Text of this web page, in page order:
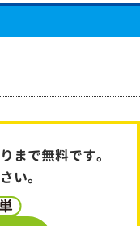
まで無料です。
い。